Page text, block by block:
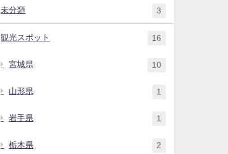
未分類 3
観光スポット 16
宮城県 10
山形県 1
岩手県 1
栃木県 2